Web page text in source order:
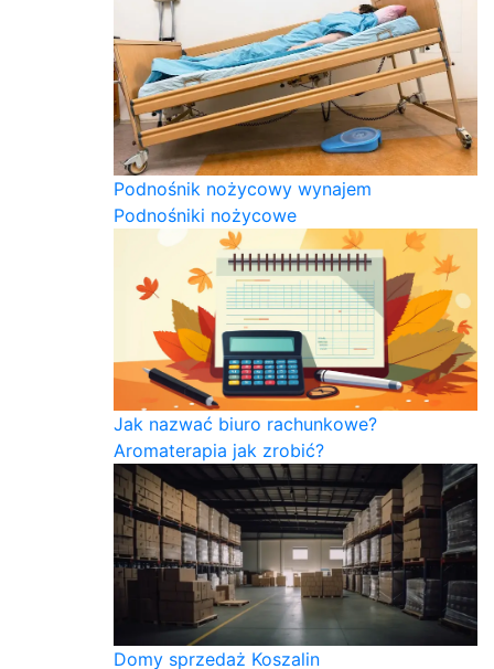
Podnośnik nożycowy wynajem
Podnośniki nożycowe
Jak nazwać biuro rachunkowe?
Aromaterapia jak zrobić?
Domy sprzedaż Koszalin